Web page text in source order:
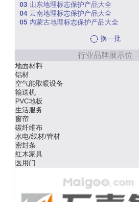
03 山东地理标志保护产品大全
04 云南地理标志保护产品大全
05 内蒙古地理标志保护产品大全
换一批
行业品牌展示位
家具/定制
木门
地板
床垫
太阳能支架
实木地板
板材
整体衣柜
麻将机
防静电地板
加固材料
牙线